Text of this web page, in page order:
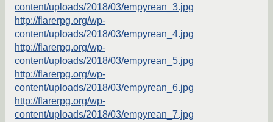
content/uploads/2018/03/empyrean_3.jpg
http://flarerpg.org/wp-
content/uploads/2018/03/empyrean_4.jpg
http://flarerpg.org/wp-
content/uploads/2018/03/empyrean_5.jpg
http://flarerpg.org/wp-
content/uploads/2018/03/empyrean_6.jpg
http://flarerpg.org/wp-
content/uploads/2018/03/empyrean_7.jpg